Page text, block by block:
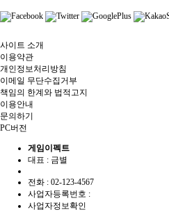
사이트 소개
이용약관
개인정보처리방침
이메일 무단수집거부
책임의 한계와 법적고지
이용안내
문의하기
PC버전
게임이펙트
대표 : 금별
전화 : 02-123-4567
사업자등록번호 :
사업자정보확인